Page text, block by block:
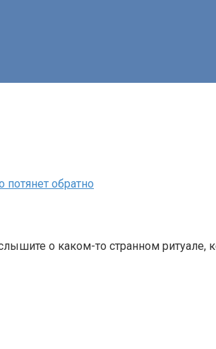
обратно
о каком-то странном ритуале,